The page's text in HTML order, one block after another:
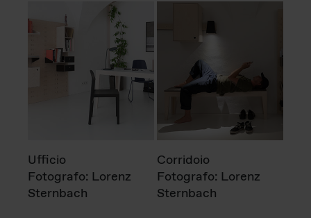
Ufficio
Fotografo: Lorenz
Sternbach
Corridoio
Fotografo: Lorenz
Sternbach